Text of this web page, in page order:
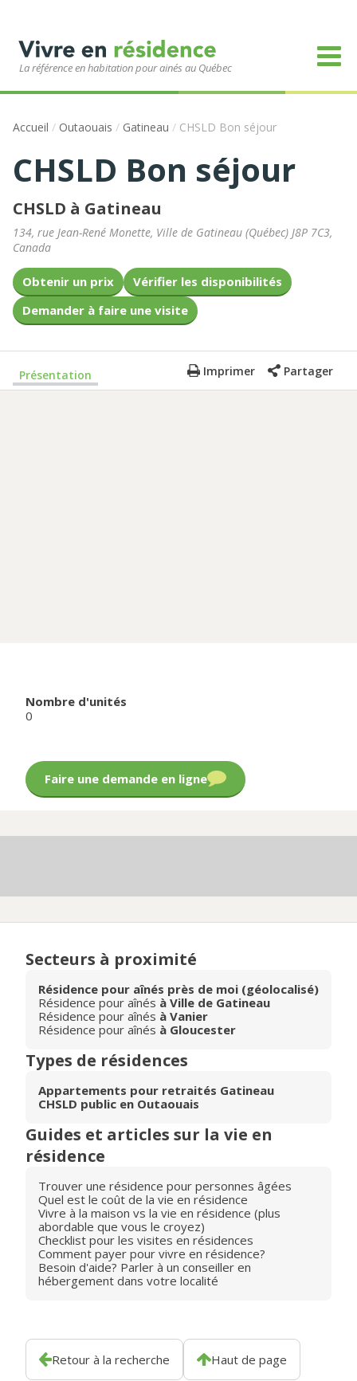
La référence en habitation pour ainés au Québec
Accueil / Outaouais / Gatineau / CHSLD Bon séjour
CHSLD Bon séjour
CHSLD à Gatineau
134, rue Jean-René Monette, Ville de Gatineau (Québec) J8P 7C3,
Canada
Obtenir un prix
Vérifier les disponibilités
Demander à faire une visite
Présentation Imprimer Partager
Nombre d'unités
0
Faire une demande en ligne
Secteurs à proximité
Résidence pour aînés près de moi (géolocalisé)
Résidence pour aînés à Ville de Gatineau
Résidence pour aînés à Vanier
Résidence pour aînés à Gloucester
Types de résidences
Appartements pour retraités Gatineau
CHSLD public en Outaouais
Guides et articles sur la vie en
résidence
Trouver une résidence pour personnes âgées
Quel est le coût de la vie en résidence
Vivre à la maison vs la vie en résidence (plus
abordable que vous le croyez)
Checklist pour les visites en résidences
Comment payer pour vivre en résidence?
Besoin d'aide? Parler à un conseiller en
hébergement dans votre localité
Retour à la recherche Haut de page